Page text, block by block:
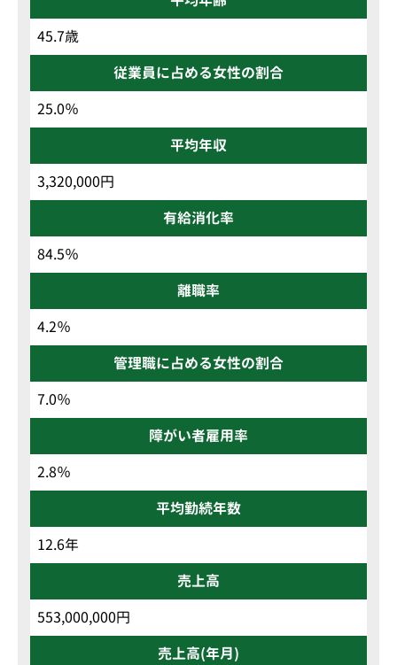
45.7歳
従業員に占める女性の割合
25.0％
平均年収
3,320,000円
有給消化率
84.5％
離職率
4.2％
管理職に占める女性の割合
7.0％
障がい者雇用率
2.8％
平均勤続年数
12.6年
売上高
553,000,000円
売上高(年月)